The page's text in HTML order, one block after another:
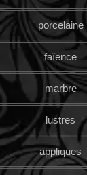
porcelaine
faïence
marbre
lustres
appliques